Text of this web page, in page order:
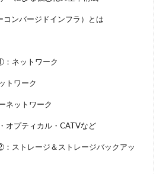
コンバージドインフラ）とは
ネットワーク
トワーク
ネットワーク
オプティカル・CATVなど
ストレージ＆ストレージバックアッ